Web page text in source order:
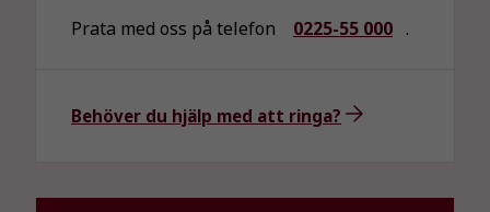
Prata med oss på telefon 0225-55 000 .
Behöver du hjälp med att ringa?